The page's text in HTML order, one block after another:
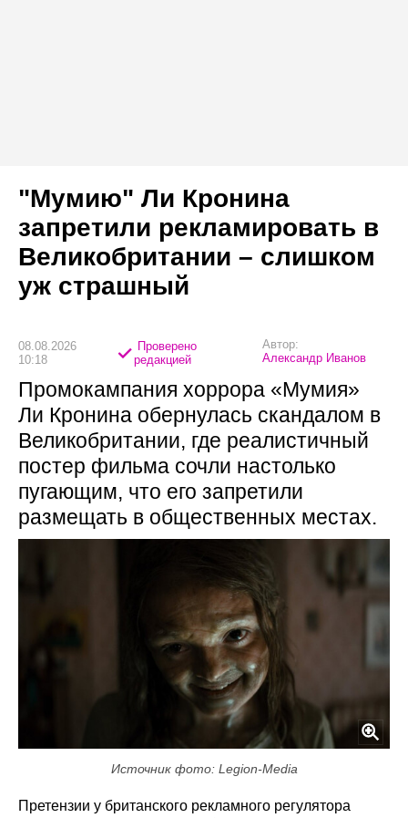
"Мумию" Ли Кронина
запретили рекламировать в
Великобритании – слишком
уж страшный
08.08.2026
10:18
Проверено
редакцией
Автор:
Александр Иванов
Промокампания хоррора «Мумия»
Ли Кронина обернулась скандалом в
Великобритании, где реалистичный
постер фильма сочли настолько
пугающим, что его запретили
размещать в общественных местах.
Источник фото: Legion-Media
Претензии у британского рекламного регулятора